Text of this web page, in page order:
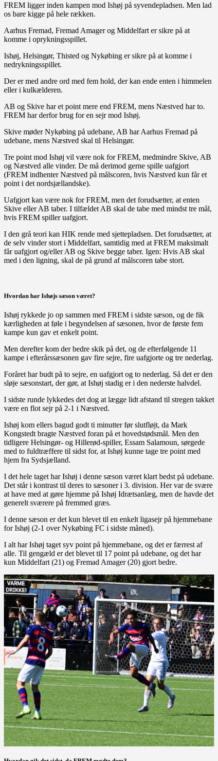
FREM ligger inden kampen mod Ishøj på syvendepladsen. Men lad
os bare kigge på hele rækken.
Aarhus Fremad, Fremad Amager og Middelfart er sikre på at
komme i oprykningsspillet.
Ishøj, Helsingør, Thisted og Nykøbing er sikre på at komme i
nedrykningsspillet.
Der er med andre ord med fem hold, der kan ende enten i himmelen
eller i kulkælderen.
AB og Skive har et point mere end FREM, mens Næstved har to.
FREM har derfor brug for en sejr mod Ishøj.
Skive møder Nykøbing på udebane, AB har Aarhus Fremad på
udebane, mens Næstved skal til Helsingør.
Tre point mod Ishøj vil være nok for FREM, medmindre Skive, AB
og Næstved alle vinder. De må derimod gerne spille uafgjort
(FREM indhenter Næstved på målscoren, hvis Næstved kun får et
point i det nordsjællandske).
Uafgjort kan være nok for FREM, men det forudsætter, at enten
Skive eller AB taber. I tilfældet AB skal de tabe med mindst tre mål,
hvis FREM spiller uafgjort.
I den grå teori kan HIK rende med sjettepladsen. Det forudsætter, at
de selv vinder stort i Middelfart, samtidig med at FREM maksimalt
får uafgjort og/eller AB og Skive begge taber. Igen: Hvis AB skal
med i den ligning, skal de på grund af målscoren tabe stort.
Hvordan har Ishøjs sæson været?
Ishøj rykkede jo op sammen med FREM i sidste sæson, og de fik
kærligheden at føle i begyndelsen af sæsonen, hvor de første fem
kampe kun gav et enkelt point.
Men derefter kom der bedre skik på det, og de efterfølgende 11
kampe i efterårssæsonen gav fire sejre, fire uafgjorte og tre nederlag.
Foråret har budt på to sejre, en uafgjort og to nederlag. Så det er den
sløje sæsonstart, der gør, at Ishøj stadig er i den nederste halvdel.
I sidste runde lykkedes det dog at lægge lidt afstand til stregen takket
være en flot sejr på 2-1 i Næstved.
Ishøj kom ellers bagud godt ti minutter før slutfløjt, da Mark
Kongstedt bragte Næstved foran på et hovedstødsmål. Men den
tidligere Helsingør- og Hillerød-spiller, Essam Salamoun, sørgede
med to fuldtræffere til sidst for, at Ishøj kunne tage tre point med
hjem fra Sydsjælland.
I det hele taget har Ishøj i denne sæson været klart bedst på udebane.
Det står i kontrast til deres to sæsoner i 3. division. Her var de svære
at have med at gøre hjemme på Ishøj Idrætsanlæg, men de havde det
generelt sværere på fremmed græs.
I denne sæson er det kun blevet til en enkelt ligasejr på hjemmebane
for Ishøj (2-1 over Nykøbing FC i sidste måned).
I alt har Ishøj taget syv point på hjemmebane, og det er færrest af
alle. Til gengæld er det blevet til 17 point på udebane, og det har
kun Middelfart (21) og Fremad Amager (20) gjort bedre.